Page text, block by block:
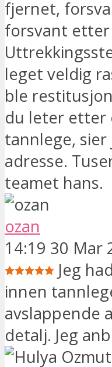
fjernet,
forsvant
leget veldig
ble
du leter etter
tannlege,
adresse.
teamet hans.
ozan
14:19 30 Mar
Jeg
innen
avslappende
detalj. Jeg